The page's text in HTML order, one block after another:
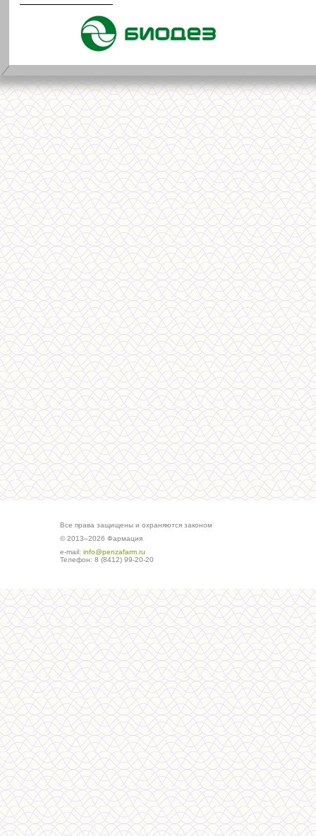
Все права защищены и охраняются законом
© 2013–2026 Фармация
е-mail: info@penzafarm.ru
Телефон: 8 (8412) 99-20-20
Сделано в студии ws-global.ru